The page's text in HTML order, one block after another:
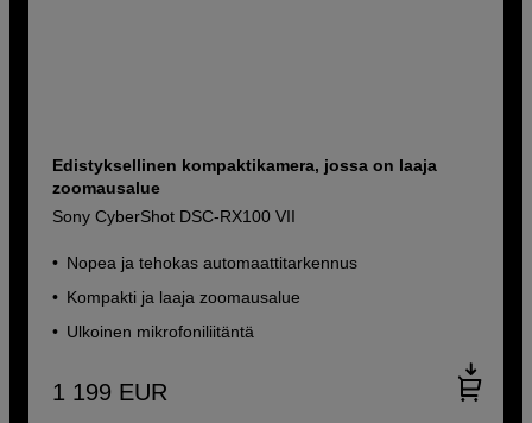
Edistyksellinen kompaktikamera, jossa on laaja
zoomausalue
Sony CyberShot DSC-RX100 VII
Nopea ja tehokas automaattitarkennus
Kompakti ja laaja zoomausalue
Ulkoinen mikrofoniliitäntä
1 199 EUR